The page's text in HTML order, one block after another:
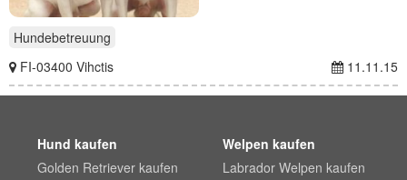
Hundebetreuung
FI-03400 Vihctis
11.11.15
Hund kaufen
Golden Retriever kaufen
Welpen kaufen
Labrador Welpen kaufen